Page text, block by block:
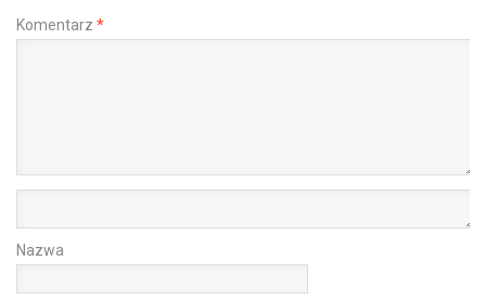
Komentarz *
Nazwa